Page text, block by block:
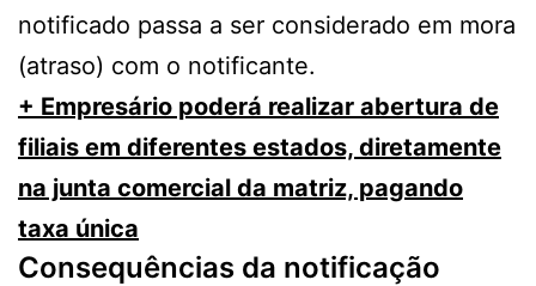
notificado passa a ser considerado em mora
(atraso) com o notificante.
+ Empresário poderá realizar abertura de
filiais em diferentes estados, diretamente
na junta comercial da matriz, pagando
taxa única
Consequências da notificação